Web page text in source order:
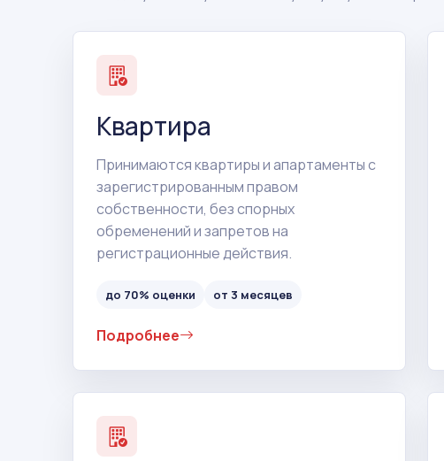
Квартира
Принимаются квартиры и апартаменты с
зарегистрированным правом
собственности, без спорных
обременений и запретов на
регистрационные действия.
до 70% оценки от 3 месяцев
Подробнее